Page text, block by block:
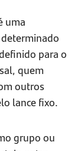
uma
para o
quem
outros
lance fixo.
grupo ou